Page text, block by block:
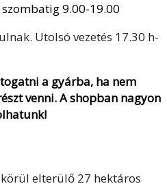
9.00-19.00
Utolsó vezetés 17.30 h-
a gyárba, ha nem
venni. A shopban nagyon
elterülő 27 hektáros